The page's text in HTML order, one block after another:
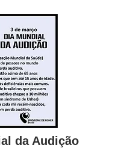
da Audição